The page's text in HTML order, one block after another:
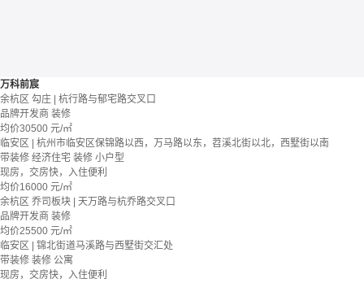
万科前宸
余杭区 勾庄 | 杭行路与郁宅路交叉口
品牌开发商 装修
均价30500 元/㎡
临安区 | 杭州市临安区保锦路以西，万马路以东，苕溪北街以北，西墅街以南
带装修 经济住宅 装修 小户型
现房，交房快，入住便利
均价16000 元/㎡
余杭区 乔司板块 | 天万路与杭乔路交叉口
品牌开发商 装修
均价25500 元/㎡
临安区 | 锦北街道马溪路与西墅街交汇处
带装修 装修 公寓
现房，交房快，入住便利